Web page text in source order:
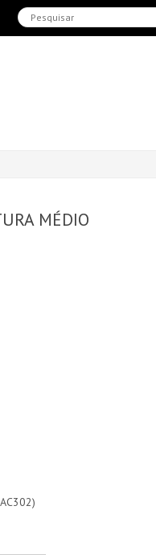
MÉDIO